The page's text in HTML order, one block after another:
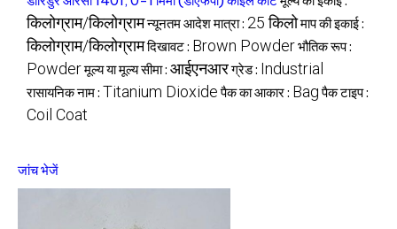
किलोग्राम/किलोग्रामन्यूनतम आदेश मात्रा : 25 किलोमाप की इकाई :
किलोग्राम/किलोग्रामदिखावट : Brown Powderभौतिक रूप :
Powderमूल्य या मूल्य सीमा : आईएनआरग्रेड : Industrial
रासायनिक नाम : Titanium Dioxide पैक का आकार : Bag पैक टाइप :
Coil Coat
जांच भेजें